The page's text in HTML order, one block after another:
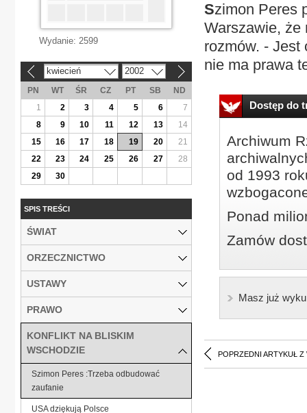
Szimon Peres
Warszawie, że
rozmów. - Jest
nie ma prawa
Dostęp do
Archiwum
od 1993
Ponad
Zamów
Masz już
POPRZEDNI ARTYKUŁ Z
Wydanie: 2599
kwiecień 2002
PN WT ŚR CZ PT SB
ND
1
2 3 4 5 6
7
8
9 10 11 12 13
14
15
16 17 18 19 20
21
22
23 24 25 26 27
28
29
30
SPIS TREŚCI
ŚWIAT
ORZECZNICTWO
USTAWY
PRAWO
KONFLIKT NA BLISKIM
WSCHODZIE
Szimon Peres :Trzeba odbudować
zaufanie
USA dziękują Polsce